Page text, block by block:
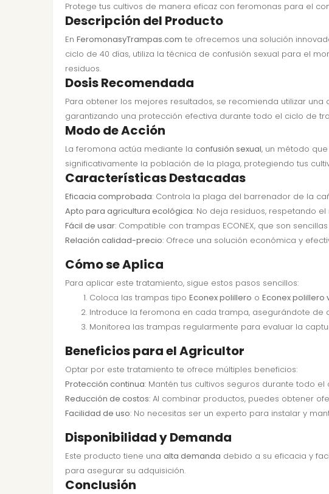
Protege tus cultivos de manera eficaz con feromonas para el
Descripción del Producto
En FeromonasyTrampas.com te ofrecemos una solución
ciclo de 40 días, utiliza la técnica de confusión sexual para el
residuos.
Dosis Recomendada
Para obtener los mejores resultados, se recomienda utilizar una
garantizando una protección efectiva durante todo el ciclo de
Modo de Acción
La feromona actúa mediante la confusión sexual, un método
significativamente la población de la plaga, protegiendo tus
Características Destacadas
Eficacia comprobada: Controla la plaga del barrenador de la
Apto para agricultura ecológica: No deja residuos, respetando
Fácil de usar: Compatible con trampas ECONEX, que son
Relación calidad-precio: Ofrece una solución económica y
Cómo se Aplica
Para aplicar este tratamiento, sigue estos pasos sencillos:
Coloca las trampas tipo Econex polillero o Econex polillero
Introduce la feromona en cada trampa, asegurándote de
Monitorea las trampas regularmente para evaluar la
Beneficios para el Agricultor
Optar por este tratamiento te ofrece múltiples beneficios:
Protección continua: Mantén tus cultivos seguros durante todo
Reducción de costos: Al combinar productos, puedes obtener
Facilidad de uso: No necesitas ser un experto para instalar y
Disponibilidad y Demanda
Este producto tiene una alta demanda debido a su eficacia y
para asegurar su adquisición.
Conclusión